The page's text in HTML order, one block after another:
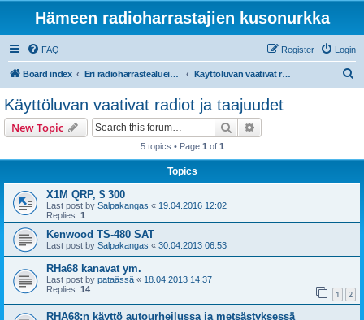
Hämeen radioharrastajien kusonurkka
FAQ Login
Register
Board index Eri radioharrastealueiden mukaiset osastot Käyttöluvan vaativat radiot ja taajuudet
Käyttöluvan vaativat radiot ja taajuudet
New Topic Search
5 topics • Page 1 of 1
Topics
X1M QRP, $ 300
Last post by Salpakangas « 19.04.2016 12:02
Replies: 1
Kenwood TS-480 SAT
Last post by Salpakangas « 30.04.2013 06:53
RHa68 kanavat ym.
Last post by pataässä « 18.04.2013 14:37
Replies: 14 1 2
RHA68:n käyttö autourheilussa ja metsästyksessä